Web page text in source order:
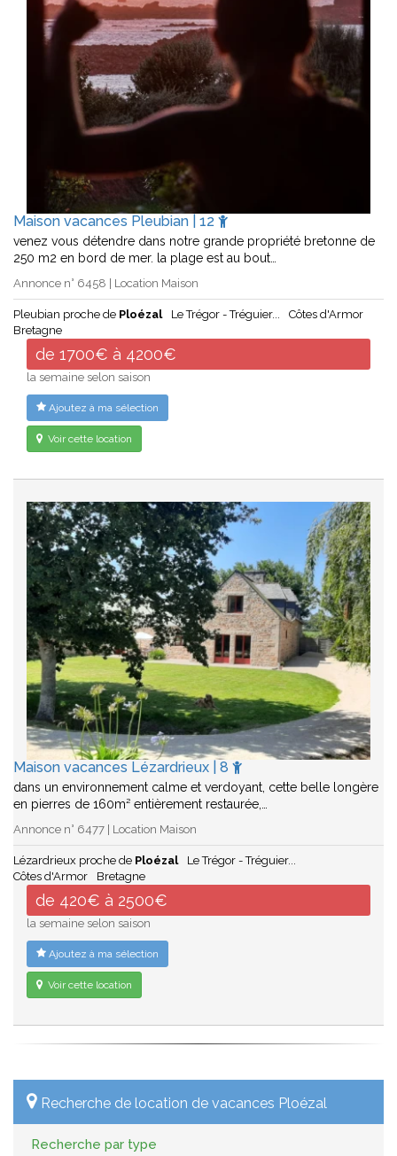
Maison vacances Pleubian | 12
venez vous détendre dans notre grande propriété bretonne de
250 m2 en bord de mer. la plage est au bout…
Annonce n° 6458 | Location Maison
Pleubian proche de Ploézal Le Trégor - Tréguier...
Côtes d'Armor
Bretagne
de 1700€ à 4200€
la semaine selon saison
Ajoutez à ma sélection
Voir cette location
Maison vacances Lézardrieux | 8
dans un environnement calme et verdoyant, cette belle longère
en pierres de 160m² entièrement restaurée,…
Annonce n° 6477 | Location Maison
Lézardrieux proche de Ploézal
Le Trégor - Tréguier...
Côtes d'Armor
Bretagne
de 420€ à 2500€
la semaine selon saison
Ajoutez à ma sélection
Voir cette location
Recherche de location de vacances Ploézal
Recherche par type